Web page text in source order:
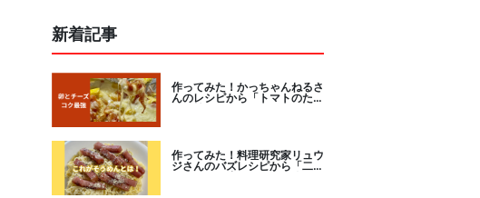
新着記事
作ってみた！かっちゃんねるさ
んのレシピから「トマトのたま
作ってみた！料理研究家リュウ
ジさんのバズレシピから「二度